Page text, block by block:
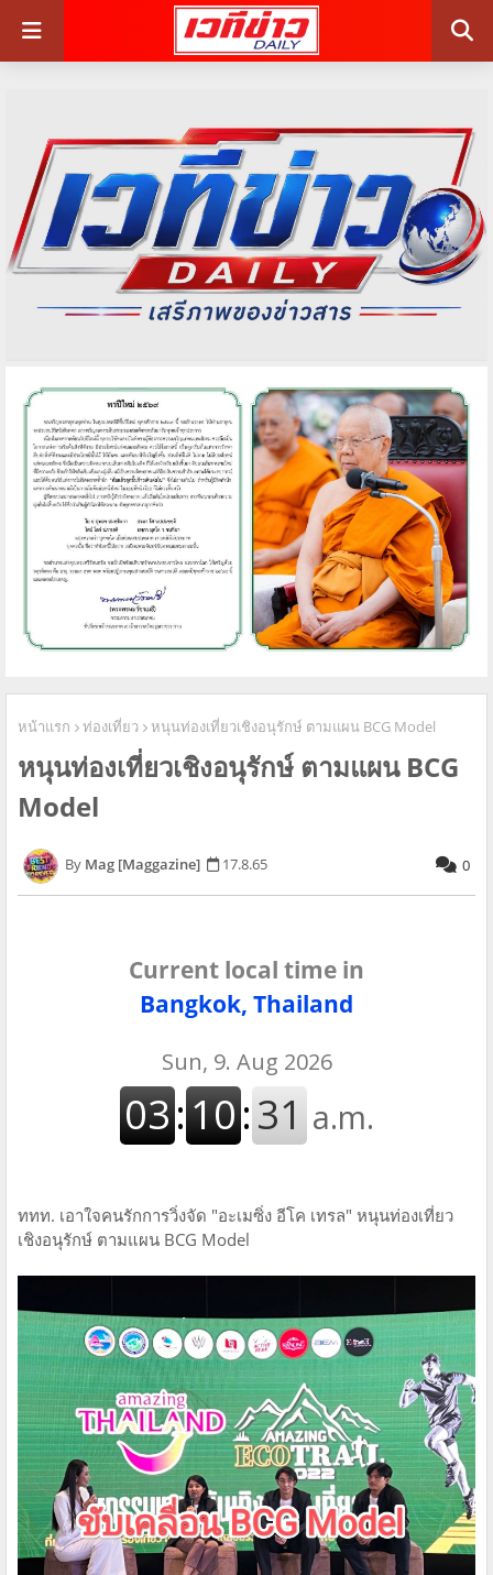
หน้าแรก ท่องเที่ยว หนุนท่องเที่ยวเชิงอนุรักษ์ ตามแผน BCG Model
หนุนท่องเที่ยวเชิงอนุรักษ์ ตามแผน BCG
Model
Mag [Maggazine] 17.8.65 0
Current local time in
Bangkok, Thailand
ททท. เอาใจคนรักการวิ่งจัด "อะเมซิ่ง อีโค เทรล" หนุนท่องเที่ยว
เชิงอนุรักษ์ ตามแผน BCG Model